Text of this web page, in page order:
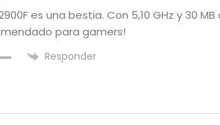
es una bestia. Con 5,10 GHz y 30
para gamers!
Responder